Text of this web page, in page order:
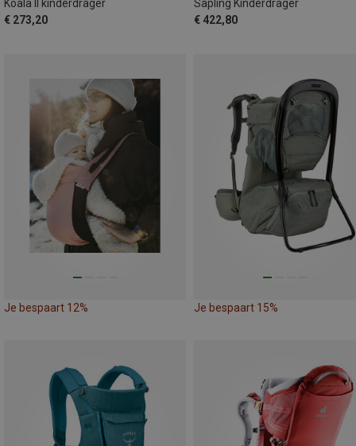
Koala II kinderdrager
€ 273,20
Sapling Kinderdrager
€ 422,80
Je bespaart 12% Je bespaart 15%